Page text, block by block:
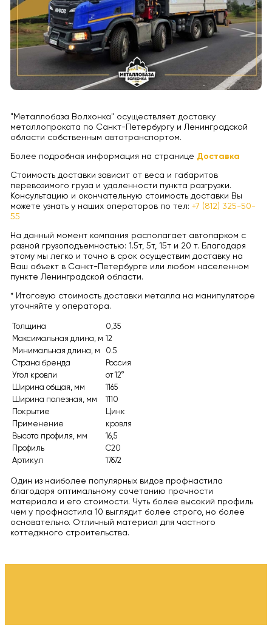
"Металлобаза Волхонка" осуществляет доставку
металлопроката по Санкт-Петербургу и Ленинградской
области собственным автотранспортом.
Более подробная информация на странице Доставка
Стоимость доставки зависит от веса и габаритов
перевозимого груза и удаленности пункта разгрузки.
Консультацию и окончательную стоимость доставки Вы
можете узнать у наших операторов по тел: +7 (812) 325-50-
55
На данный момент компания располагает автопарком с
разной грузоподъемностью: 1.5т, 5т, 15т и 20 т. Благодаря
этому мы легко и точно в срок осуществим доставку на
Ваш объект в Санкт-Петербурге или любом населенном
пункте Ленинградской области.
* Итоговую стоимость доставки металла на манипуляторе
уточняйте у оператора.
Толщина
0,35
Максимальная длина, м 12
Минимальная длина, м
0.5
Страна бренда
Россия
Угол кровли
от 12°
Ширина общая, мм
1165
Ширина полезная, мм
1110
Покрытие
Цинк
Применение
кровля
Высота профиля, мм
16,5
Профиль
С20
Артикул
17672
Один из наиболее популярных видов профнастила
благодаря оптимальному сочетанию прочности
материала и его стоимости. Чуть более высокий профиль
чем у профнастила 10 выглядит более строго, но более
основательно. Отличный материал для частного
коттеджного строительства.